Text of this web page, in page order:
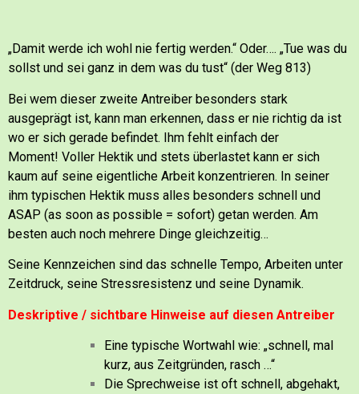
„Damit werde ich wohl nie fertig werden.“ Oder…. „Tue was du
sollst und sei ganz in dem was du tust“ (der Weg 813)
Bei wem dieser zweite Antreiber besonders stark
ausgeprägt ist, kann man erkennen, dass er nie richtig da ist
wo er sich gerade befindet. Ihm fehlt einfach der
Moment! Voller Hektik und stets überlastet kann er sich
kaum auf seine eigentliche Arbeit konzentrieren. In seiner
ihm typischen Hektik muss alles besonders schnell und
ASAP (as soon as possible = sofort) getan werden. Am
besten auch noch mehrere Dinge gleichzeitig…
Seine Kennzeichen sind das schnelle Tempo, Arbeiten unter
Zeitdruck, seine Stressresistenz und seine Dynamik.
Deskriptive / sichtbare Hinweise auf diesen Antreiber
Eine typische Wortwahl wie: „schnell, mal
kurz, aus Zeitgründen, rasch …“
Die Sprechweise ist oft schnell, abgehakt,